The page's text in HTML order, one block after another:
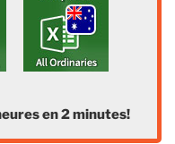
en 2 minutes!